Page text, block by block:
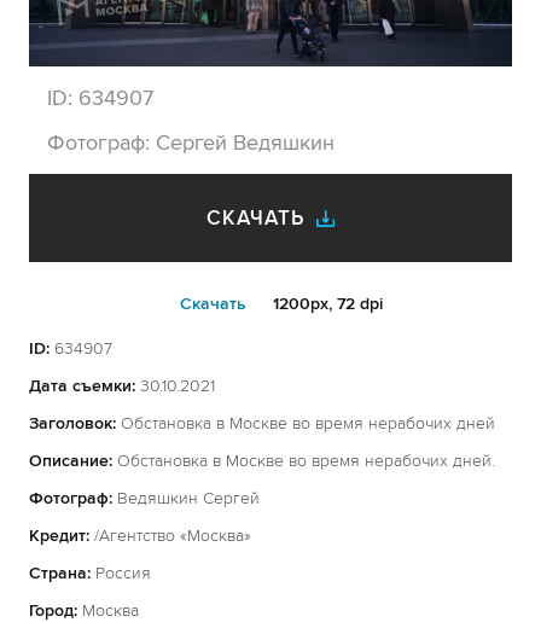
ID: 634907
Фотограф: Сергей Ведяшкин
СКАЧАТЬ
Cкачать 1200px, 72 dpi
ID: 634907
Дата съемки: 30.10.2021
Заголовок: Обстановка в Москве во время нерабочих дней
Описание: Обстановка в Москве во время нерабочих дней.
Фотограф: Ведяшкин Сергей
Кредит: /Агентство «Москва»
Страна: Россия
Город: Москва